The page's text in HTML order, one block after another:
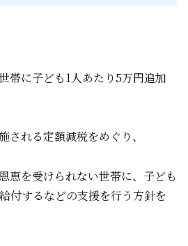
帯に子ども1人あたり5万円追加
される定額減税をめぐり、
恵を受けられない世帯に、子ども
付するなどの支援を行う方針を